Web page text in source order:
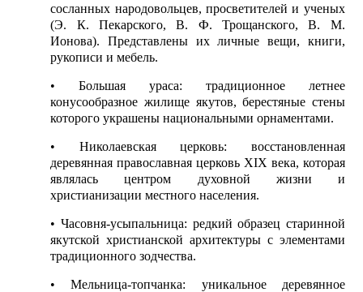
сосланных народовольцев, просветителей и ученых
(Э. К. Пекарского, В. Ф. Трощанского, В. М.
Ионова). Представлены их личные вещи, книги,
рукописи и мебель.
• Большая ураса: традиционное летнее
конусообразное жилище якутов, берестяные стены
которого украшены национальными орнаментами.
• Николаевская церковь: восстановленная
деревянная православная церковь XIX века, которая
являлась центром духовной жизни и
христианизации местного населения.
• Часовня-усыпальница: редкий образец старинной
якутской христианской архитектуры с элементами
традиционного зодчества.
• Мельница-топчанка: уникальное деревянное